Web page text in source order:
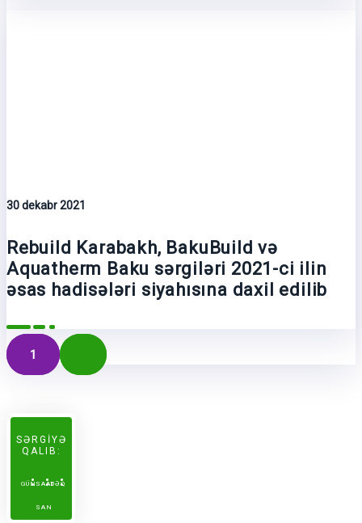
30 dekabr 2021
Rebuild Karabakh, BakuBuild və
Aquatherm Baku sərgiləri 2021-ci ilin
əsas hadisələri siyahısına daxil edilib
1
SƏRGİYƏ
QALIB:
GÜN SAATDƏQ
SAN